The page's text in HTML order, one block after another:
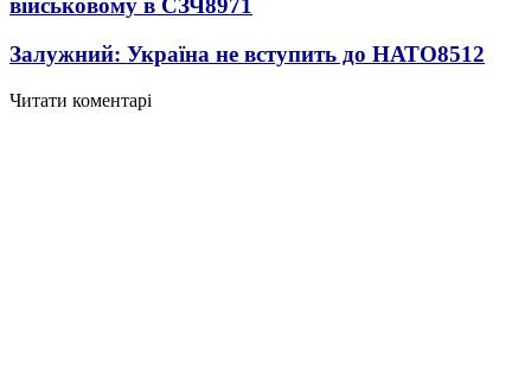
військовому в СЗЧ8971
Залужний: Україна не вступить до НАТО8512
Читати коментарі